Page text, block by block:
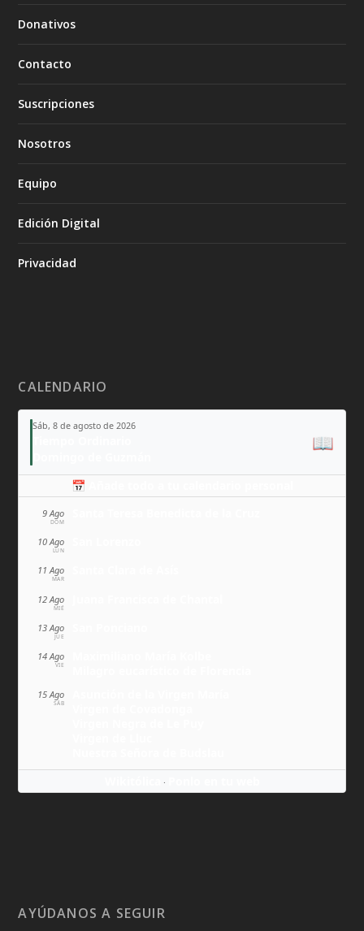
Donativos
Contacto
Suscripciones
Nosotros
Equipo
Edición Digital
Privacidad
CALENDARIO
Sáb, 8 de agosto de 2026
📖
📅 Añade todo a tu calendario personal
9 Ago
DOM
10 Ago
LUN
11 Ago
MAR
12 Ago
MIÉ
13 Ago
JUE
14 Ago
VIE
15 Ago
SÁB
·
AYÚDANOS A SEGUIR